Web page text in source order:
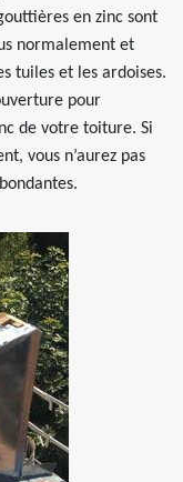
en zinc sont
normalement et
tuiles et les ardoises.
pour
de votre toiture. Si
vous n’aurez pas